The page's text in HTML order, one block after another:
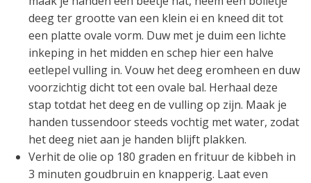
deeg ter grootte van een klein ei en kneed dit tot
een platte ovale vorm. Duw met je duim een lichte
inkeping in het midden en schep hier een halve
eetlepel vulling in. Vouw het deeg eromheen en duw
voorzichtig dicht tot een ovale bal. Herhaal deze
stap totdat het deeg en de vulling op zijn. Maak je
handen tussendoor steeds vochtig met water, zodat
het deeg niet aan je handen blijft plakken.
Verhit de olie op 180 graden en frituur de kibbeh in
3 minuten goudbruin en knapperig. Laat even